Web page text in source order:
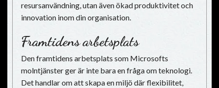
resursanvändning, utan även ökad produktivitet och
innovation inom din organisation.
Framtidens arbetsplats
Den framtidens arbetsplats som Microsofts
molntjänster ger är inte bara en fråga om teknologi.
Det handlar om att skapa en miljö där flexibilitet,